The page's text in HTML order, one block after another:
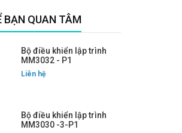
BẠN QUAN TÂM
Bộ điều khiển lập trình
MM3032 - P1
Liên hệ
Bộ điều khiển lập trình
MM3030 -3-P1